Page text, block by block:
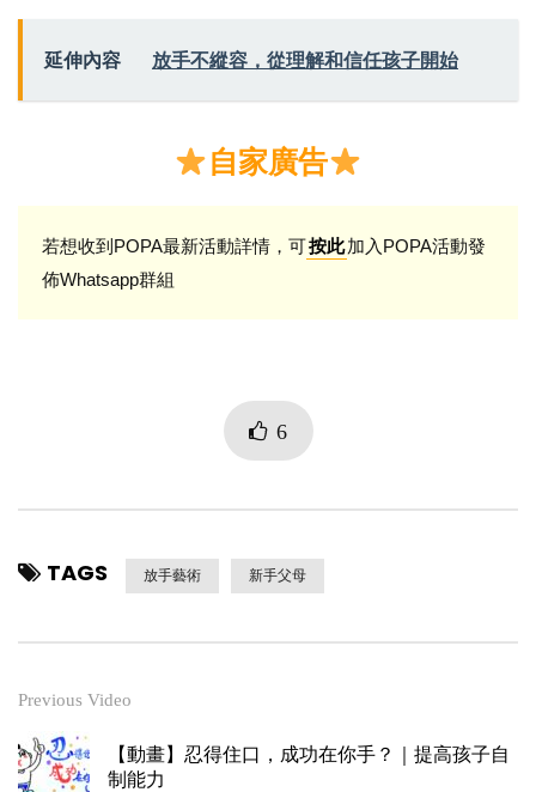
延伸內容 放手不縱容，從理解和信任孩子開始
自家廣告
若想收到POPA最新活動詳情，可按此加入POPA活動發
佈Whatsapp群組
6
TAGS 放手藝術 新手父母
Previous Video
【動畫】忍得住口，成功在你手？｜提高孩子自
制能力